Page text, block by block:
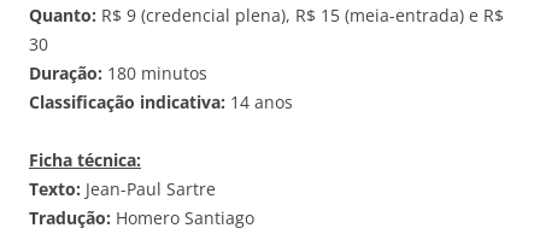
Quanto: R$ 9 (credencial plena), R$ 15 (meia-entrada) e R$
30
Duração: 180 minutos
Classificação indicativa: 14 anos
Ficha técnica:
Texto: Jean-Paul Sartre
Tradução: Homero Santiago